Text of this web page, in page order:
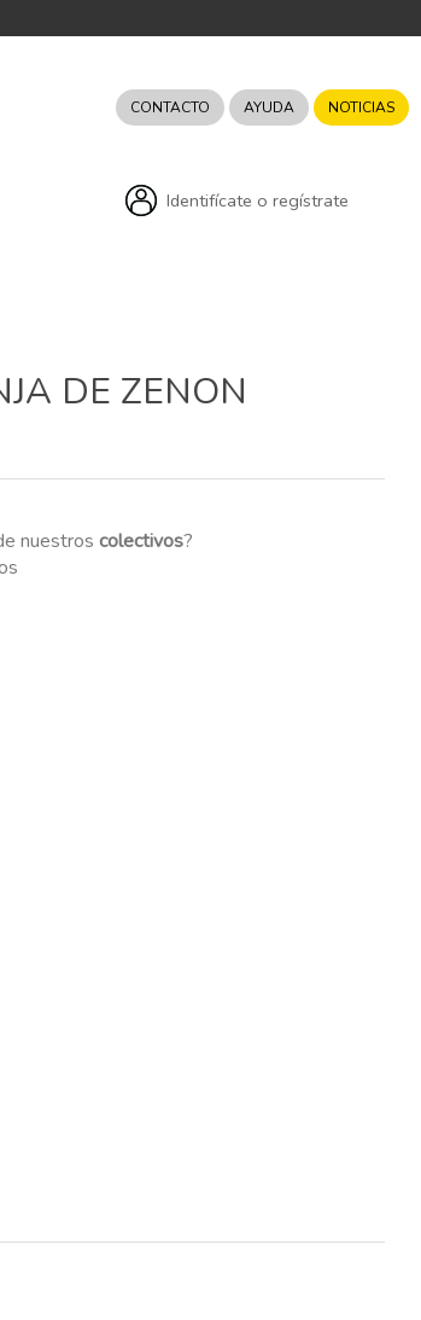
CONTACTO AYUDA NOTICIAS
Identifícate o regístrate
DE ZENON
nuestroscolectivos?